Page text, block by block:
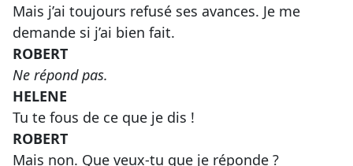
Mais j’ai toujours refusé ses avances. Je me
demande si j’ai bien fait.
ROBERT
Ne répond pas.
HELENE
Tu te fous de ce que je dis !
ROBERT
Mais non. Que veux-tu que je réponde ?